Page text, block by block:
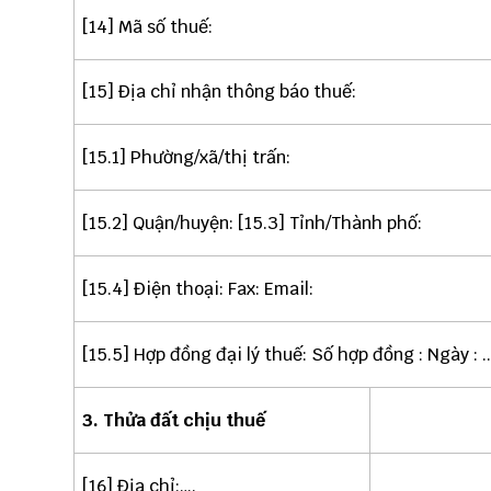
[14] Mã số thuế:
[15] Địa chỉ nhận thông báo thuế:
[15.1] Phường/xã/thị trấn:
[15.2] Quận/huyện: [15.3] Tỉnh/Thành phố:
[15.4] Điện thoại: Fax: Email:
[15.5] Hợp đồng đại lý thuế: Số hợp đồng : Ngày :
3. Thửa đất chịu thuế